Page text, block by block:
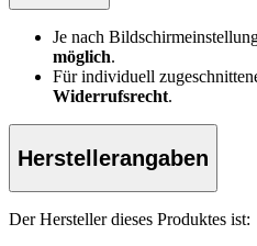
Je nach
möglich.
Für individuell
Widerrufsrecht.
Herstellerangaben
Der Hersteller dieses Produktes ist: